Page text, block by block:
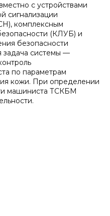
с устройствами
сигнализации
комплексным
(КЛУБ) и
безопасности
задача системы —
по параметрам
кожи. При определении
машиниста ТСКБМ